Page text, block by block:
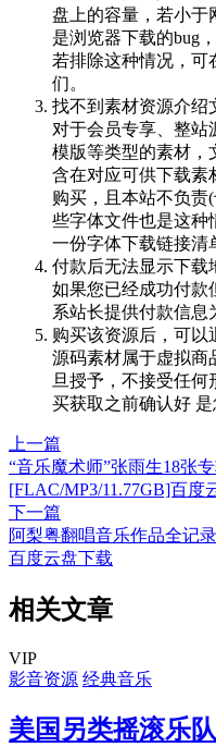
盘上的容量，若小于
是浏览器下载的bug
若排除这种情况，可
们。
找不到素材资源介绍
对于会员专享、整站
模版等类型的素材，
含在对应可供下载素
购买，且本站不负责
些字体文件也是这种
一份字体下载链接清
付款后无法显示下载
如果您已经成功付款
系站长提供付款信息
购买该资源后，可以
源码素材属于虚拟商
旦授予，不接受任
买获取之前确认好
上一篇
“音乐魔术师”张雨生18张
[FLAC/MP3/11.77GB]百度
下一篇
阿梨粤翻唱音乐作品全记
百度云盘下载
相关文章
VIP
影音资源 经典音乐
美国另类摇滚乐